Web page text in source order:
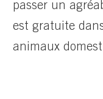
passer un
est gratuite
animaux